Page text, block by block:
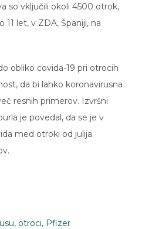
so vključili okoli 4500 otrok,
let, v ZDA, Španiji, na
obliko covida-19 pri otrocih
da bi lahko koronavirusna
resnih primerov. Izvršni
je povedal, da se je v
med otroki od julija
, otroci, Pfizer